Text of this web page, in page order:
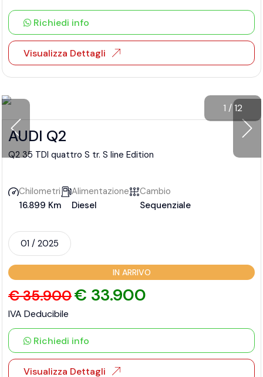
Richiedi info
Visualizza Dettagli
1 /12
AUDI Q2
Q2 35 TDI quattro S tr. S line Edition
Chilometri
16.899 Km
Alimentazione
Diesel
Cambio
Sequenziale
01 / 2025
IN ARRIVO
€ 35.900€ 33.900
IVA Deducibile
Richiedi info
Visualizza Dettagli